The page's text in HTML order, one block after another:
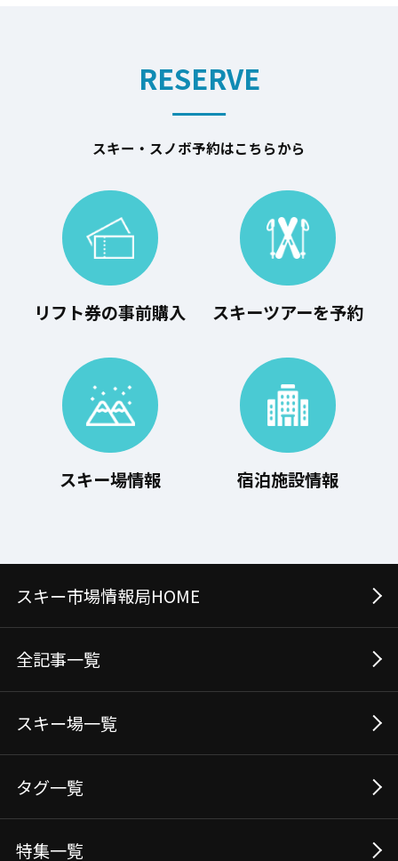
RESERVE
スキー・スノボ予約はこちらから
リフト券の事前購入 スキーツアーを予約
スキー場情報 宿泊施設情報
スキー市場情報局HOME
全記事⼀覧
スキー場⼀覧
タグ⼀覧
特集一覧